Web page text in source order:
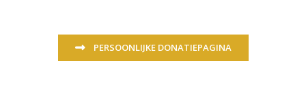
PERSOONLIJKE DONATIEPAGINA